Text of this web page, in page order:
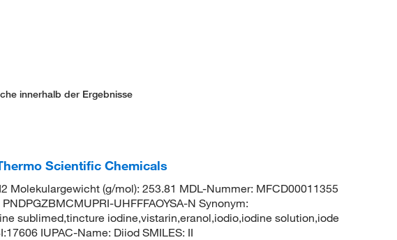
innerhalb der Ergebnisse
Scientific Chemicals
Molekulargewicht (g/mol): 253.81 MDL-Nummer: MFCD00011355
UHFFFAOYSA-N Synonym:
sublimed,tincture iodine,vistarin,eranol,iodio,iodine solution,iode
IUPAC-Name: Diiod SMILES: II